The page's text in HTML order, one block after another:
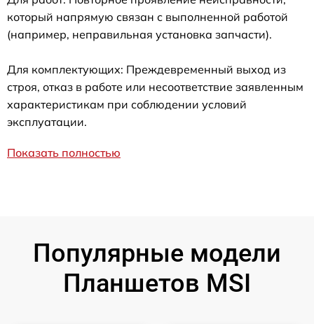
который напрямую связан с выполненной работой
(например, неправильная установка запчасти).
Для комплектующих: Преждевременный выход из
строя, отказ в работе или несоответствие заявленным
характеристикам при соблюдении условий
эксплуатации.
Показать полностью
Популярные модели
Планшетов MSI